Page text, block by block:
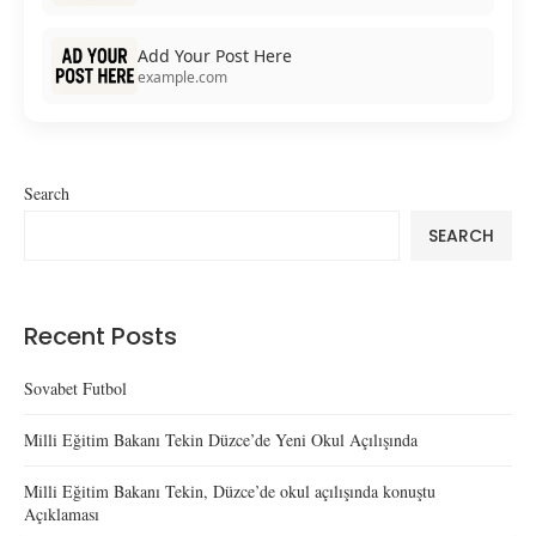
Add Your Post Here
example.com
Search
SEARCH
Recent Posts
Sovabet Futbol
Milli Eğitim Bakanı Tekin Düzce’de Yeni Okul Açılışında
Milli Eğitim Bakanı Tekin, Düzce’de okul açılışında konuştu
Açıklaması